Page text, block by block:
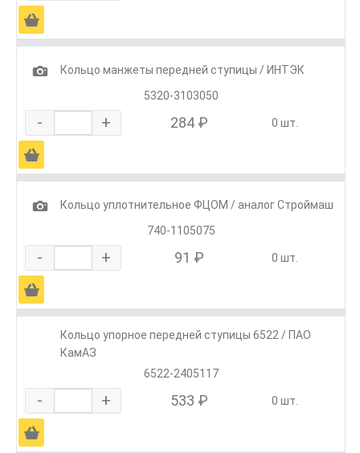
Ä
1
Кольцо манжеты передней ступицы / ИНТЭК
5320-3103050
- + 284 ₽ 0 шт.
Ä
1
Кольцо уплотнительное ФЦОМ / аналог Строймаш
740-1105075
- + 91 ₽ 0 шт.
Ä
Кольцо упорное передней ступицы 6522 / ПАО
КамАЗ
6522-2405117
- + 533 ₽ 0 шт.
Ä